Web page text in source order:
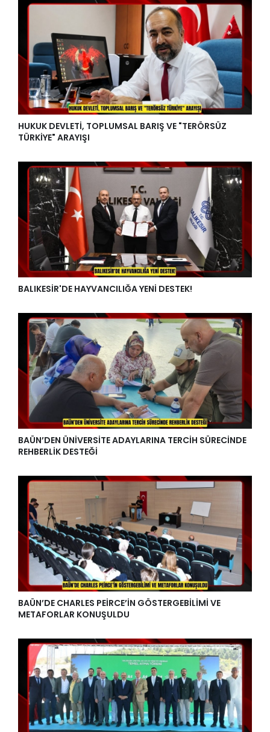
HUKUK DEVLETİ, TOPLUMSAL BARIŞ VE "TERÖRSÜZ
TÜRKİYE" ARAYIŞI
BALIKESİR'DE HAYVANCILIĞA YENİ DESTEK!
BAÜN’DEN ÜNİVERSİTE ADAYLARINA TERCİH SÜRECİNDE
REHBERLİK DESTEĞİ
BAÜN’DE CHARLES PEİRCE’İN GÖSTERGEBİLİMİ VE
METAFORLAR KONUŞULDU